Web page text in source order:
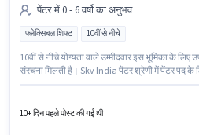
पेंटर में 0 - 6 वर्षो का अनुभव
फ्लेक्सिबल शिफ्ट 10वीं से नीचे
10वीं से नीचे योग्यता वाले उम्मीदवार इस भूमिका के
संरचना मिलती है। Skv India पेंटर श्रेणी में पेंटर पद के
10+ दिन पहले पोस्ट की गई थी